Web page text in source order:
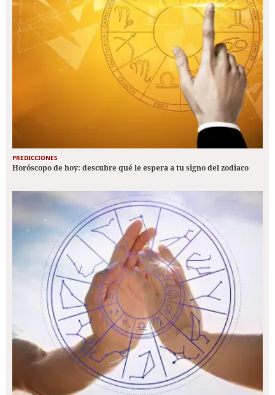
PREDICCIONES
Horóscopo de hoy: descubre qué le espera a tu signo del zodiaco